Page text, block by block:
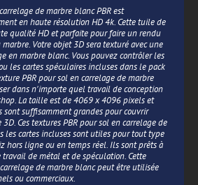
de marbre blanc PBR est
en haute résolution HD 4k. Cette tuile de
qualité HD et parfaite pour faire un rendu
Votre objet 3D sera texturé avec une
en marbre blanc. Vous pouvez contrôler les
les cartes spéculaires incluses dans le pack
PBR pour sol en carrelage de marbre
dans n'importe quel travail de conception
La taille est de 4069 x 4096 pixels et
sont suffisamment grandes pour couvrir
Ces textures PBR pour sol en carrelage de
les cartes incluses sont utiles pour tout type
hors ligne ou en temps réel. Ils sont prêts à
de métal et de spéculation. Cette
de marbre blanc peut être utilisée
ou commerciaux.